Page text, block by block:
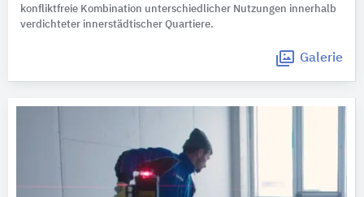
konfliktfreie Kombination unterschiedlicher Nutzungen innerhalb
verdichteter innerstädtischer Quartiere.
Galerie